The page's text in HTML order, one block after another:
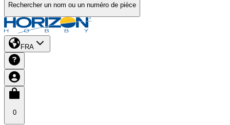
Rechercher un nom ou un numéro de pièce
FRA
0